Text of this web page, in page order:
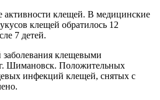
активности клещей. В медицинские
клещей обратилось 12
7 детей.
заболевания клещевыми
Шимановск. Положительных
инфекций клещей, снятых с